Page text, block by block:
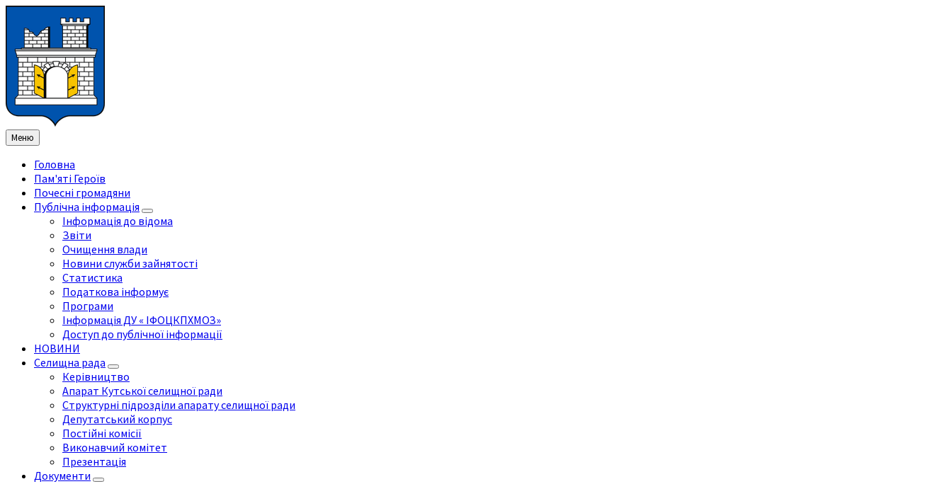
змісту
ліву
бічну
панель
праву
бічну
панель
нижнього
колонтитула
Меню
Головна
Пам'яті Героїв
Почесні громадяни
Публічна інформація
Інформація до відома
Звіти
Очищення влади
Новини служби зайнятості
Статистика
Податкова інформує
Програми
Інформація ДУ « ІФОЦКПХМОЗ»
Доступ до публічної інформації
НОВИНИ
Селищна рада
Керівництво
Апарат Кутської селищної ради
Структурні підрозділи апарату селищної ради
Депутатський корпус
Постійні комісії
Виконавчий комітет
Презентація
Документи